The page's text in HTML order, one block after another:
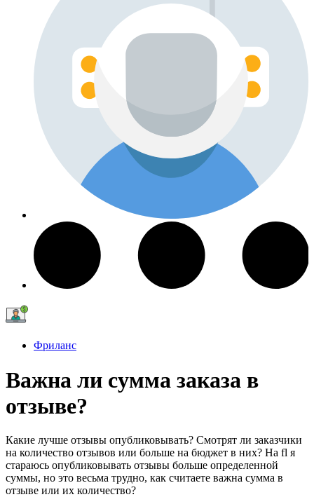
Фриланс
Важна ли сумма заказа в
отзыве?
Какие лучше отзывы опубликовывать? Смотрят ли заказчики
на количество отзывов или больше на бюджет в них? На fl я
стараюсь опубликовывать отзывы больше определенной
суммы, но это весьма трудно, как считаете важна сумма в
отзыве или их количество?